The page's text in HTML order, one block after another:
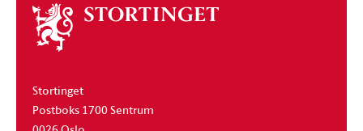
Om
stortinget
Stortinget
Postboks 1700 Sentrum